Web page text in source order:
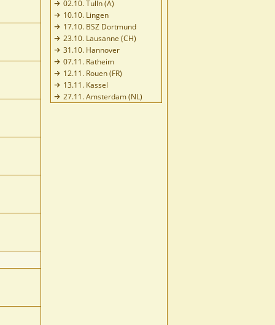
02.10. Tulln (A)
10.10. Lingen
17.10. BSZ Dortmund
23.10. Lausanne (CH)
31.10. Hannover
07.11. Ratheim
12.11. Rouen (FR)
13.11. Kassel
27.11. Amsterdam (NL)